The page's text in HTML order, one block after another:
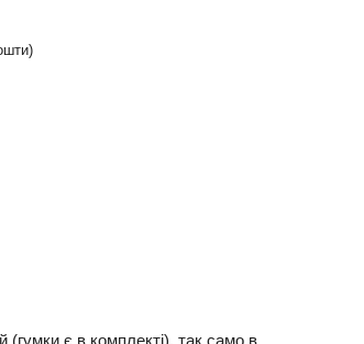
(гумки є в комплекті), так само в